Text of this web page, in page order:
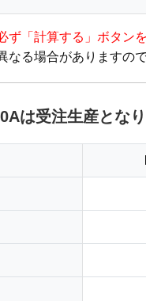
「計算する」ボタンを
なる場合がありますの
は受注生産となり